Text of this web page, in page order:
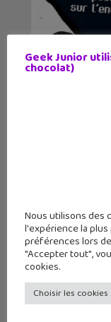
À lire : «
numér...
Geek Junior
chocolat)
Nous utilisons des
l'expérience la
préférences lors
"Accepter tout",
cookies.
Choisir les cookies